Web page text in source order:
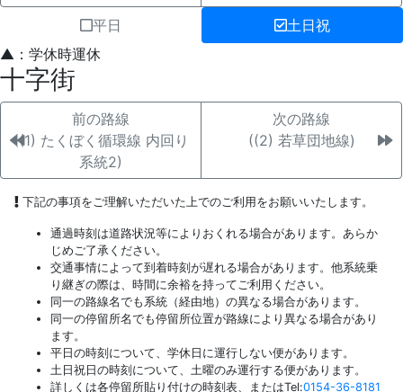
平日
土日祝
▲：学休時運休
十字街
前の路線
((1) たくぼく循環線 内回り
系統2)
次の路線
((2) 若草団地線)
下記の事項をご理解いただいた上でのご利用をお願いいたします。
通過時刻は道路状況等によりおくれる場合があります。あらか
じめご了承ください。
交通事情によって到着時刻が遅れる場合があります。他系統乗
り継ぎの際は、時間に余裕を持ってご利用ください。
同一の路線名でも系統（経由地）の異なる場合があります。
同一の停留所名でも停留所位置が路線により異なる場合があり
ます。
平日の時刻について、学休日に運行しない便があります。
土日祝日の時刻について、土曜のみ運行する便があります。
詳しくは各停留所貼り付けの時刻表、またはTel:0154-36-8181